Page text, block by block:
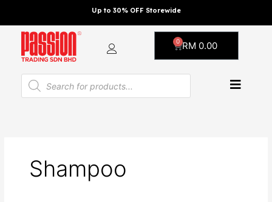
content
Up to 30% OFF Storewide
RM 0.00
0
Cart
Products
search
Shampoo